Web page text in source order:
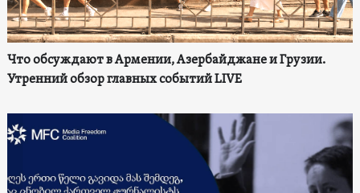
Что обсуждают в Армении, Азербайджане и Грузии.
Утренний обзор главных событий LIVE